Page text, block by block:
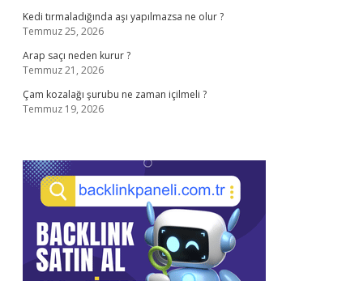
Kedi tırmaladığında aşı yapılmazsa ne olur ?
Temmuz 25, 2026
Arap saçı neden kurur ?
Temmuz 21, 2026
Çam kozalağı şurubu ne zaman içilmeli ?
Temmuz 19, 2026